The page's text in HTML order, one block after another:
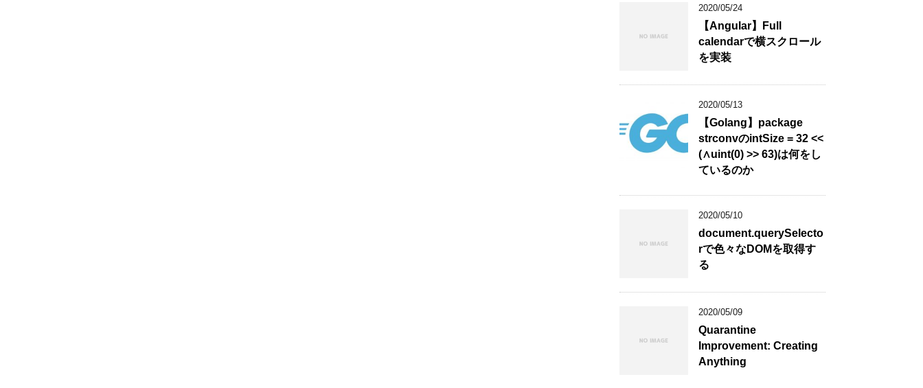
2020/05/24
【Angular】Full
calendarで横スクロール
を実装
2020/05/13
【Golang】package
strconvのintSize = 32 <<
(∧uint(0) >> 63)は何をし
ているのか
2020/05/10
document.querySelecto
rで色々なDOMを取得す
る
2020/05/09
Quarantine
Improvement: Creating
Anything